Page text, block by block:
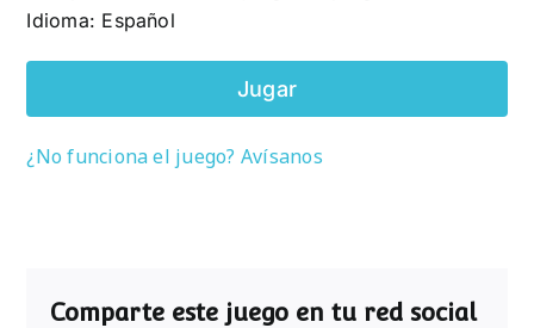
Idioma: Español
Jugar
¿No funciona el juego? Avísanos
Comparte este juego en tu red social